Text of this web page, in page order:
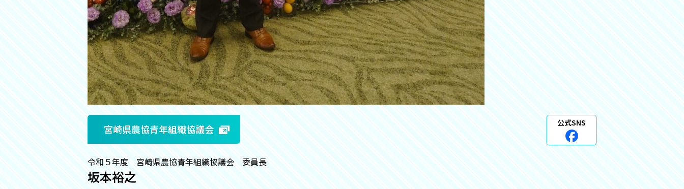
宮崎県農協青年組織協議会 公式SNS
令和５年度 宮崎県農協青年組織協議会 委員長
坂本裕之